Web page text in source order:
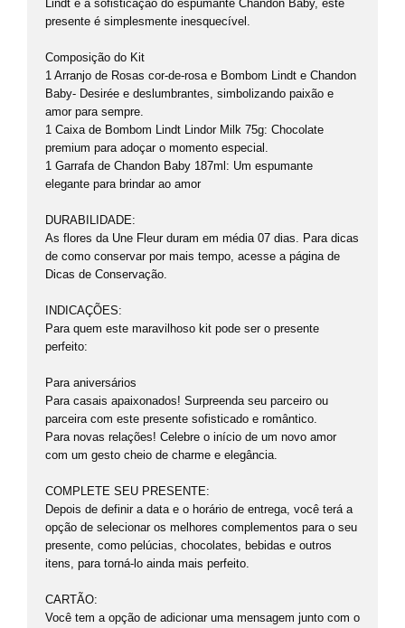
Lindt e a sofisticação do espumante Chandon Baby, este
presente é simplesmente inesquecível.
Composição do Kit
1 Arranjo de Rosas cor-de-rosa e Bombom Lindt e Chandon
Baby- Desirée e deslumbrantes, simbolizando paixão e
amor para sempre.
1 Caixa de Bombom Lindt Lindor Milk 75g: Chocolate
premium para adoçar o momento especial.
1 Garrafa de Chandon Baby 187ml: Um espumante
elegante para brindar ao amor
DURABILIDADE:
As flores da Une Fleur duram em média 07 dias. Para dicas
de como conservar por mais tempo, acesse a página de
Dicas de Conservação.
INDICAÇÕES:
Para quem este maravilhoso kit pode ser o presente
perfeito:
Para aniversários
Para casais apaixonados! Surpreenda seu parceiro ou
parceira com este presente sofisticado e romântico.
Para novas relações! Celebre o início de um novo amor
com um gesto cheio de charme e elegância.
COMPLETE SEU PRESENTE:
Depois de definir a data e o horário de entrega, você terá a
opção de selecionar os melhores complementos para o seu
presente, como pelúcias, chocolates, bebidas e outros
itens, para torná-lo ainda mais perfeito.
CARTÃO:
Você tem a opção de adicionar uma mensagem junto com o